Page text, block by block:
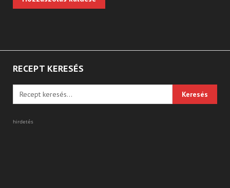
RECEPT KERESÉS
hirdetés